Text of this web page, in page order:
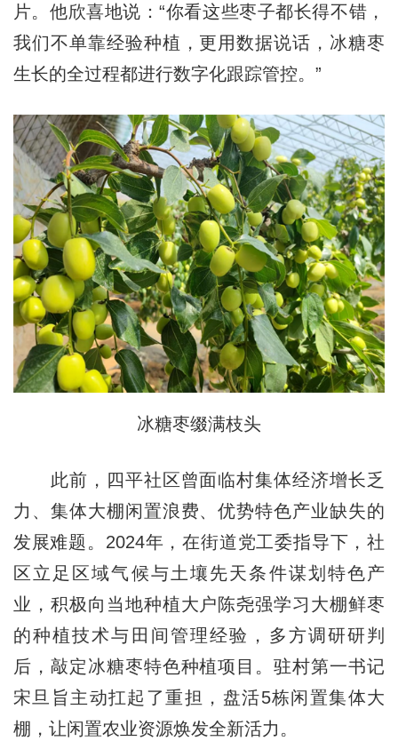
片。他欣喜地说：“你看这些枣子都长得不错，
我们不单靠经验种植，更用数据说话，冰糖枣
生长的全过程都进行数字化跟踪管控。”
冰糖枣缀满枝头
此前，四平社区曾面临村集体经济增长乏
力、集体大棚闲置浪费、优势特色产业缺失的
发展难题。2024年，在街道党工委指导下，社
区立足区域气候与土壤先天条件谋划特色产
业，积极向当地种植大户陈尧强学习大棚鲜枣
的种植技术与田间管理经验，多方调研研判
后，敲定冰糖枣特色种植项目。驻村第一书记
宋旦旨主动扛起了重担，盘活5栋闲置集体大
棚，让闲置农业资源焕发全新活力。